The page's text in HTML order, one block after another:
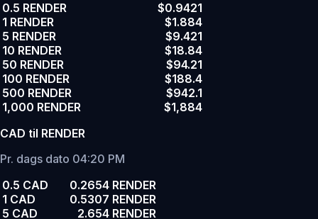
0.5 RENDER
$0.9421
1 RENDER
$1.884
5 RENDER
$9.421
10 RENDER
$18.84
50 RENDER
$94.21
100 RENDER
$188.4
500 RENDER
$942.1
1,000 RENDER
$1,884
CAD til RENDER
Pr. dags dato 04:20 PM
0.5 CAD
0.2654 RENDER
1 CAD
0.5307 RENDER
5 CAD
2.654 RENDER